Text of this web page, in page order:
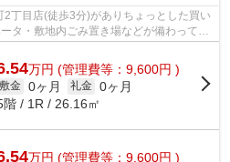
丁目店(徒歩3分)がありちょっとした買い
タ・敷地内ごみ置き場などが備わってお
万円 (管理費等：9,600円 )
敷金 0ヶ月 礼金 0ヶ月
階 / 1R / 26.16㎡
万円 (管理費等：9,600円 )